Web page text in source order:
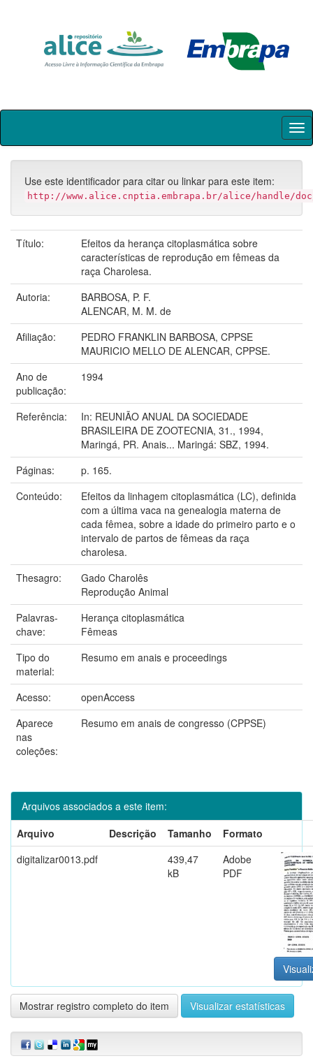
Skip
Use este identificador para citar ou linkar para este item:
http://www.alice.cnptia.embrapa.br/alice/handle/
Título:
Efeitos da herança citoplasmática sobre
características de reprodução em fêmeas da
raça Charolesa.
Autoria:
BARBOSA, P. F.
ALENCAR, M. M. de
Afiliação:
PEDRO FRANKLIN BARBOSA, CPPSE
MAURICIO MELLO DE ALENCAR, CPPSE.
Ano de
publicação:
1994
Referência:
In: REUNIÃO ANUAL DA SOCIEDADE
BRASILEIRA DE ZOOTECNIA, 31., 1994,
Maringá, PR. Anais... Maringá: SBZ, 1994.
Páginas:
p. 165.
Conteúdo:
Efeitos da linhagem citoplasmática (LC), definida
com a última vaca na genealogia materna de
cada fêmea, sobre a idade do primeiro parto e o
intervalo de partos de fêmeas da raça
charolesa.
Thesagro:
Gado Charolês
Reprodução Animal
Palavras-
chave:
Herança citoplasmática
Fêmeas
Tipo do
material:
Resumo em anais e proceedings
Acesso:
openAccess
Aparece
nas
coleções:
Resumo em anais de congresso (CPPSE)
Arquivos associados a este item:
Arquivo
Descrição Tamanho
Formato
digitalizar0013.pdf
439,47
kB
Adobe
PDF
Mostrar registro completo do item Visualizar estatísticas